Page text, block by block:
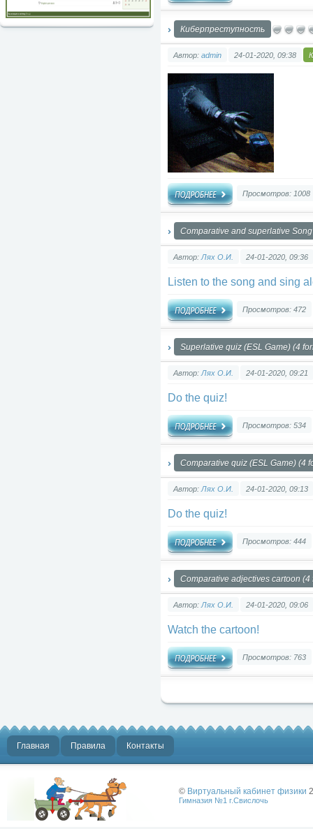
Киберпреступность
Автор: admin 24-01-2020, 09:38
Просмотров: 1008
Comparative and superlative
Автор: Лях О.И. 24-01-2020, 09:36
Listen to the song and sing
Просмотров: 472
Superlative quiz (ESL Game) (4
Автор: Лях О.И. 24-01-2020, 09:21
Do the quiz!
Просмотров: 534
Comparative quiz (ESL Game) (4
Автор: Лях О.И. 24-01-2020, 09:13
Do the quiz!
Просмотров: 444
Comparative adjectives cartoon (4
Автор: Лях О.И. 24-01-2020, 09:06
Watch the cartoon!
Просмотров: 763
Главная Правила Контакты
© Виртуальный кабинет физики
Гимназия №1 г.Свислочь